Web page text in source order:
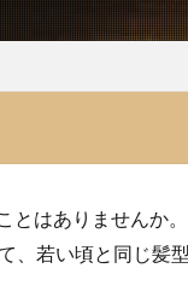
はありませんか。
、若い頃と同じ髪型